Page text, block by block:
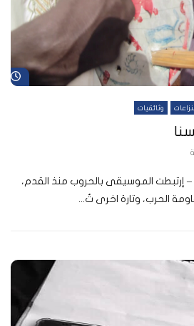
وثائقيات
– شبكة عاين – ٢٥ يناير ٢٠١٥ – إرتبطت الموسيقى بالحروب منذ القدم،
الحرب، وتارة اخرى تُ...